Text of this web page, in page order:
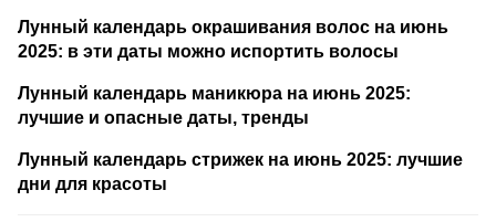
Лунный календарь окрашивания волос на июнь
2025: в эти даты можно испортить волосы
Лунный календарь маникюра на июнь 2025:
лучшие и опасные даты, тренды
Лунный календарь стрижек на июнь 2025: лучшие
дни для красоты